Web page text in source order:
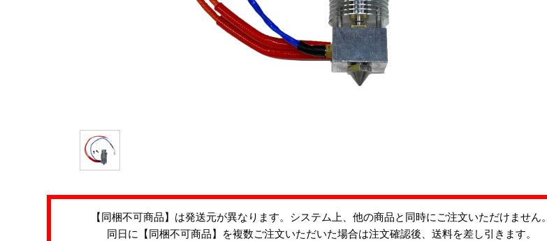
【同梱不可商品】は発送元が異なります。システム上、他の商品と同時にご注文いただけません。
同日に【同梱不可商品】を複数ご注文いただいた場合は注文確認後、送料を差し引きます。